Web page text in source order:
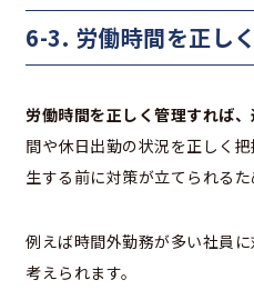
6-3. 労働時間を正し
労働時間を正しく管理すれば
間や休日出勤の状況を正しく
生する前に対策が立てられるた
例えば時間外勤務が多い社員
考えられます。